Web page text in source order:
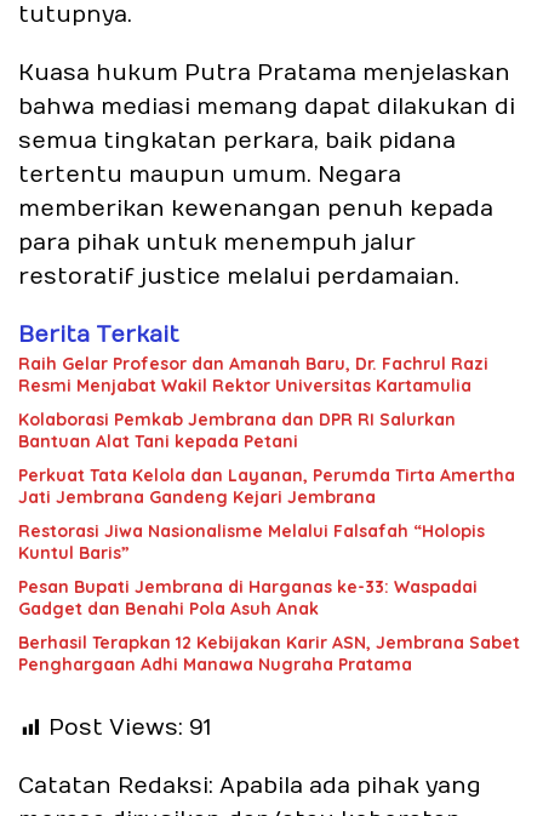
tutupnya.
Kuasa hukum Putra Pratama menjelaskan
bahwa mediasi memang dapat dilakukan di
semua tingkatan perkara, baik pidana
tertentu maupun umum. Negara
memberikan kewenangan penuh kepada
para pihak untuk menempuh jalur
restoratif justice melalui perdamaian.
Berita Terkait
Raih Gelar Profesor dan Amanah Baru, Dr. Fachrul Razi
Resmi Menjabat Wakil Rektor Universitas Kartamulia
Kolaborasi Pemkab Jembrana dan DPR RI Salurkan
Bantuan Alat Tani kepada Petani
Perkuat Tata Kelola dan Layanan, Perumda Tirta Amertha
Jati Jembrana Gandeng Kejari Jembrana
Restorasi Jiwa Nasionalisme Melalui Falsafah “Holopis
Kuntul Baris”
Pesan Bupati Jembrana di Harganas ke-33: Waspadai
Gadget dan Benahi Pola Asuh Anak
Berhasil Terapkan 12 Kebijakan Karir ASN, Jembrana Sabet
Penghargaan Adhi Manawa Nugraha Pratama
Post Views: 91
Catatan Redaksi: Apabila ada pihak yang